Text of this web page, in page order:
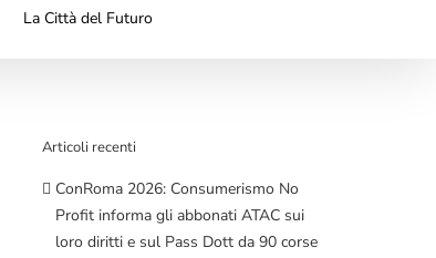
La Città del Futuro
Articoli recenti
ConRoma 2026: Consumerismo No
Profit informa gli abbonati ATAC sui
loro diritti e sul Pass Dott da 90 corse